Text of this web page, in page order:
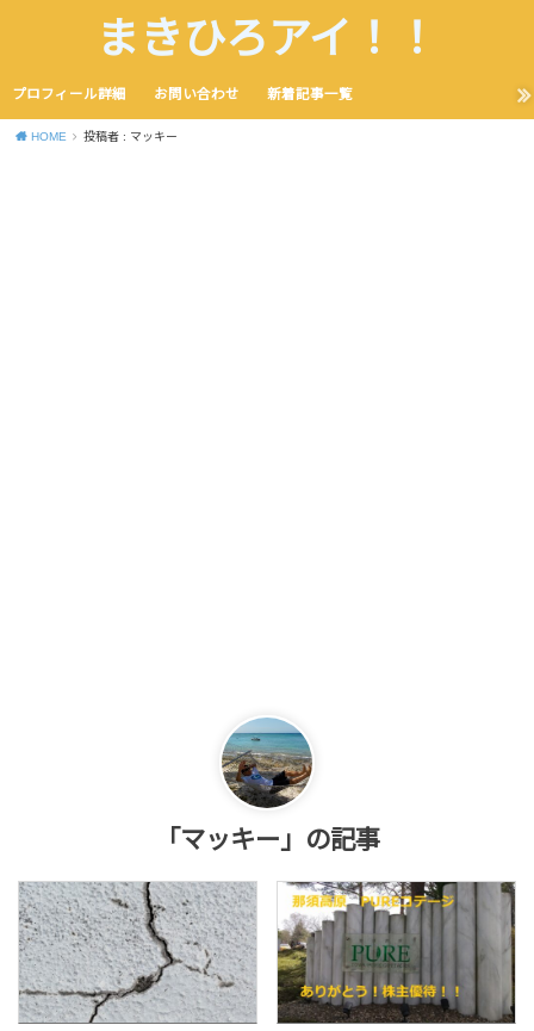
まきひろアイ！！
プロフィール詳細 お問い合わせ 新着記事一覧
HOME 投稿者 : マッキー
「マッキー」の記事